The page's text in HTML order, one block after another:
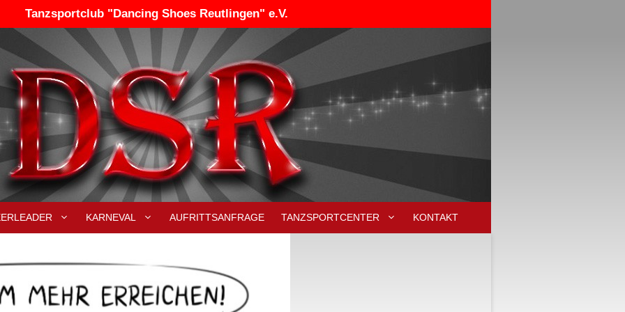
Tanzsportclub "Dancing Shoes Reutlingen" e.V.
KARNEVAL AUFRITTSANFRAGE TANZSPORTCENTER KONTAKT